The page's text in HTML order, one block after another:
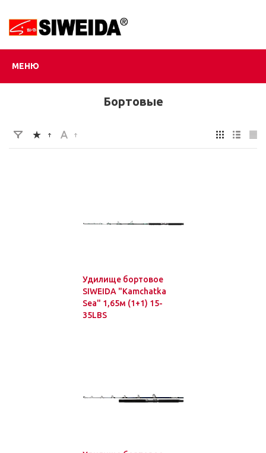
МЕНЮ
Бортовые
Удилище бортовое
SIWEIDA "Kamchatka
Sea" 1,65м (1+1) 15-
35LBS